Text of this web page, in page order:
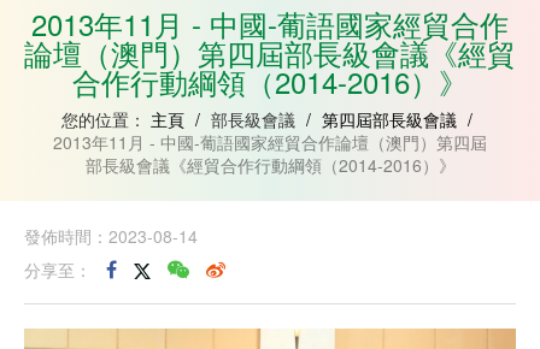
比
紹
內
亞
克
和
普
林
西
比
2013年11月 - 中國-葡語國家經貿合作
論壇（澳門）第四屆部長級會議《經貿
合作行動綱領（2014-2016）》
您的位置： 主頁 / 部長級會議 / 第四屆部長級會議 /
2013年11月 - 中國-葡語國家經貿合作論壇（澳門）第四屆
部長級會議《經貿合作行動綱領（2014-2016）》
發佈時間：2023-08-14
分享至：